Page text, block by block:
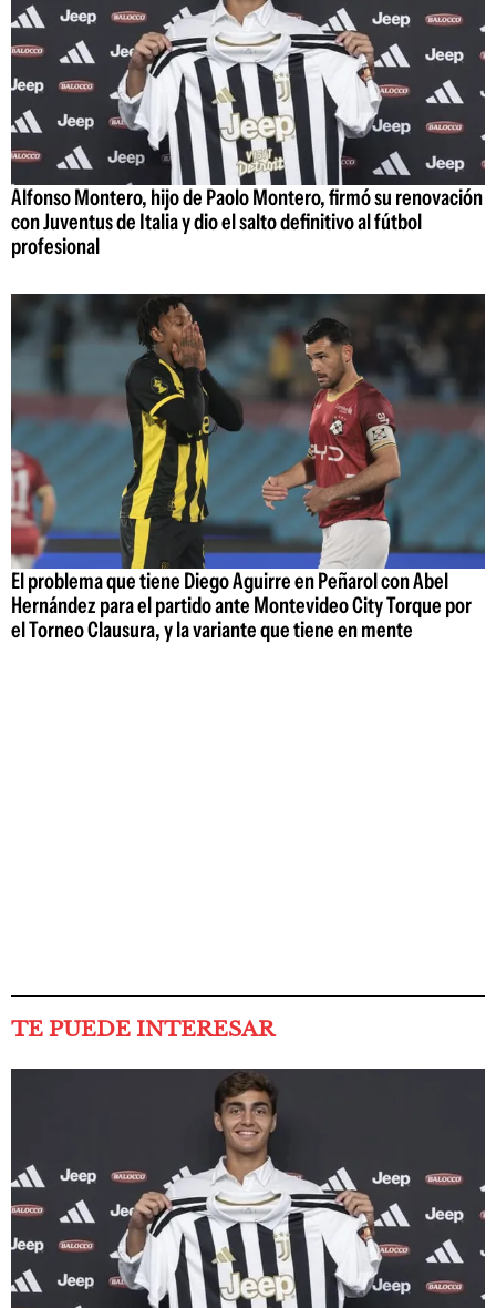
Alfonso Montero, hijo de Paolo Montero, firmó su renovación
con Juventus de Italia y dio el salto definitivo al fútbol
profesional
El problema que tiene Diego Aguirre en Peñarol con Abel
Hernández para el partido ante Montevideo City Torque por
el Torneo Clausura, y la variante que tiene en mente
TE PUEDE INTERESAR